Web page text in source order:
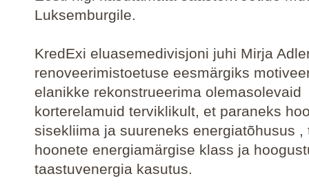
Luksemburgile.
KredExi eluasemedivisjoni juhi Mirja
renoveerimistoetuse eesmärgiks
elanikke rekonstrueerima olemasolevaid
korterelamuid terviklikult, et paraneks
sisekliima ja suureneks energiatõhusus ,
hoonete energiamärgise klass ja
taastuvenergia kasutus.